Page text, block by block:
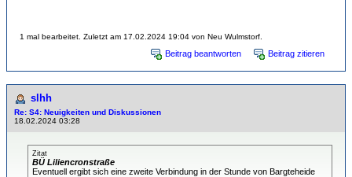
1 mal bearbeitet. Zuletzt am 17.02.2024 19:04 von Neu Wulmstorf.
Beitrag beantworten Beitrag zitieren
slhh
Re: S4: Neuigkeiten und Diskussionen
18.02.2024 03:28
Zitat
BÜ Liliencronstraße
Eventuell ergibt sich eine zweite Verbindung in der Stunde von Bargteheide